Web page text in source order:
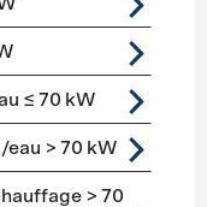
≤ 70 kW
eau > 70 kW
> 70